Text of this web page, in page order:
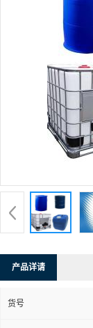
产品详请
货号